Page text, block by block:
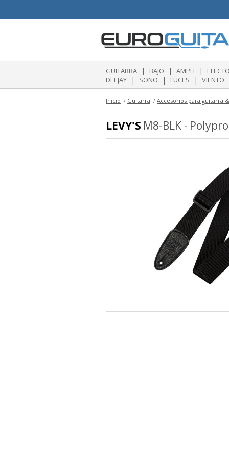
GUITARRA | BAJO | AMPLI |
DEEJAY | SONO | LUCES | VIENTO
Inicio Guitarra Accesorios para guitarra
LEVY'S M8-BLK -